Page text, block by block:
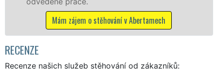
Mám zájem o stěhovací
RECENZE
Recenze našich služeb stěhování od zákazníků: